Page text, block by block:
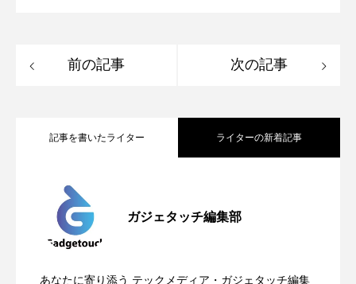
前の記事 次の記事
記事を書いたライター ライターの新着記事
ガジェタッチ編集部
あなたに寄り添う テックメディア・ガジェタッチ編集
2026.05.04
2026.04.24